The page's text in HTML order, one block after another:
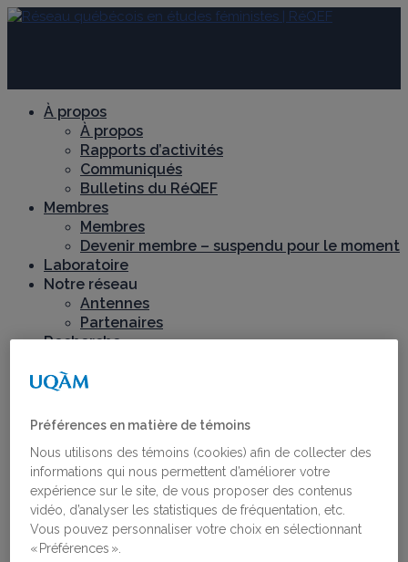
À propos
À propos
Rapports d’activités
Communiqués
Bulletins du RéQEF
Membres
Membres
Devenir membre – suspendu pour le moment
Laboratoire
Notre réseau
Antennes
Partenaires
Recherche
Chantiers de recherche
Religions, Féminismes et Genres
Recherche partenariale et
coconstruction des connaissances
Projets financés par le RéQEF
Concours : Appui aux projets scientifiques et
aux chantiers de recherche
Publications
Préférences en matière de témoins
Nous utilisons des témoins (cookies) afin de collecter des
informations qui nous permettent d’améliorer votre
expérience sur le site, de vous proposer des contenus
vidéo, d’analyser les statistiques de fréquentation, etc.
Vous pouvez personnaliser votre choix en sélectionnant
« Préférences ».